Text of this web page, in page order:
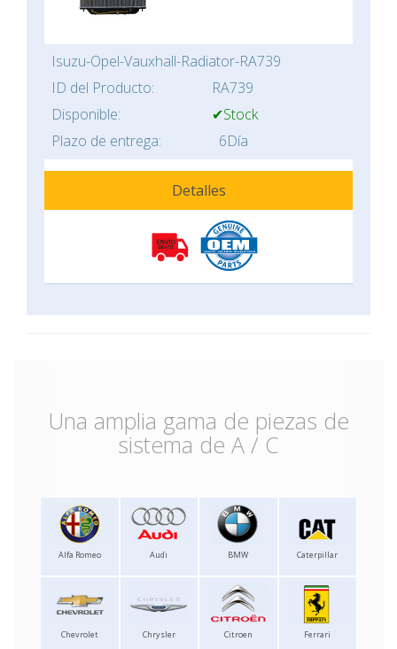
Isuzu-Opel-Vauxhall-Radiator-RA739
ID del Producto:
RA739
Disponible:
✔Stock
Plazo de entrega:
6Día
Detalles
Una amplia gama de piezas de
sistema de A / C
Alfa Romeo Audi BMW Caterpillar
Chevrolet Chrysler Citroen Ferrari